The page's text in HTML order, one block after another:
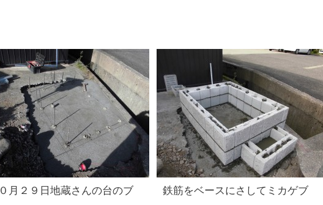
月２９日地蔵さんの台のブ
鉄筋をベースにさしてミカゲブ